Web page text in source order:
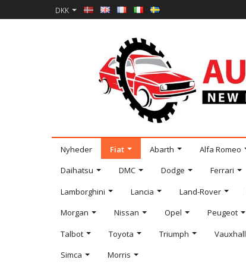
DKK
Nyheder Fiat Abarth Alfa Romeo
Daihatsu
DMC Dodge Ferrari
Lamborghini
Lancia Land-Rover
Morgan
Nissan Opel Peugeot
Talbot
Toyota Triumph Vauxhall
Simca
Morris